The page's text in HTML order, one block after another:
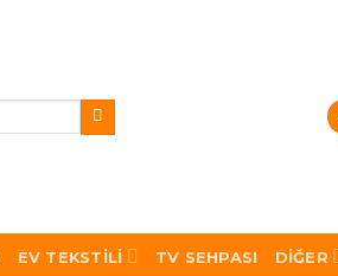
EV TEKSTILI TV SEHPASI DIĞER